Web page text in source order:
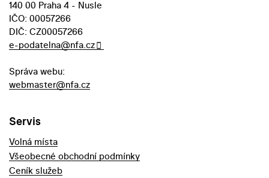
140 00 Praha 4 - Nusle
IČO: 00057266
DIČ: CZ00057266
e-podatelna@nfa.cz
Správa webu:
webmaster@nfa.cz
Servis
Volná místa
Všeobecné obchodní podmínky
Ceník služeb